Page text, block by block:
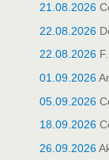
21.08.2026
22.08.2026
22.08.2026
01.09.2026
05.09.2026
18.09.2026
26.09.2026